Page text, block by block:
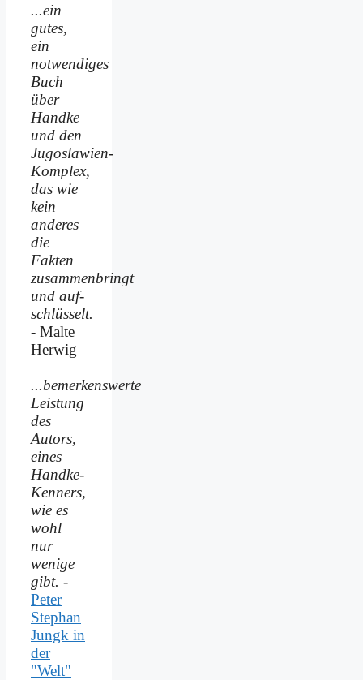
...ein
gutes,
ein
notwendiges
Buch
über
Handke
und den
Jugoslawien-
Komplex,
das wie
kein
anderes
die
Fakten
zusammenbringt
und auf­
schlüsselt.
- Malte
Herwig
...bemerkenswerte
Leistung
des
Autors,
eines
Handke-
Kenners,
wie es
wohl
nur
wenige
gibt. -
Peter
Stephan
Jungk in
der
"Welt"